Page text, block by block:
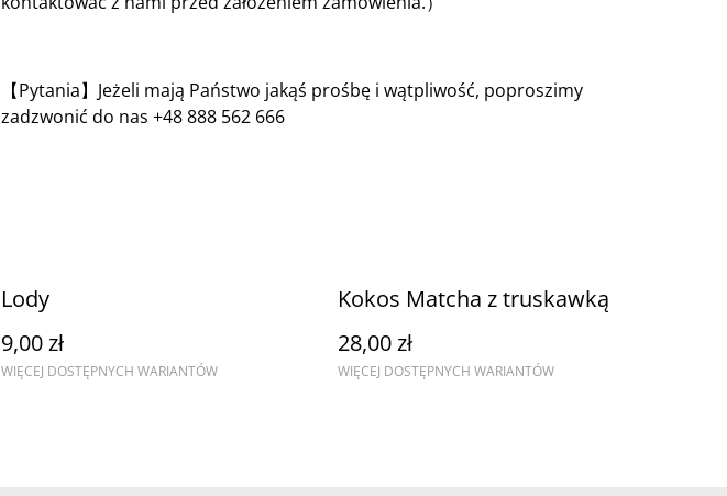
【Pytania】Jeżeli mają Państwo jakąś prośbę i wątpliwość, poproszimy
zadzwonić do nas +48 888 562 666
Lody
9,00 zł
WIĘCEJ DOSTĘPNYCH WARIANTÓW
Kokos Matcha z truskawką
28,00 zł
WIĘCEJ DOSTĘPNYCH WARIANTÓW